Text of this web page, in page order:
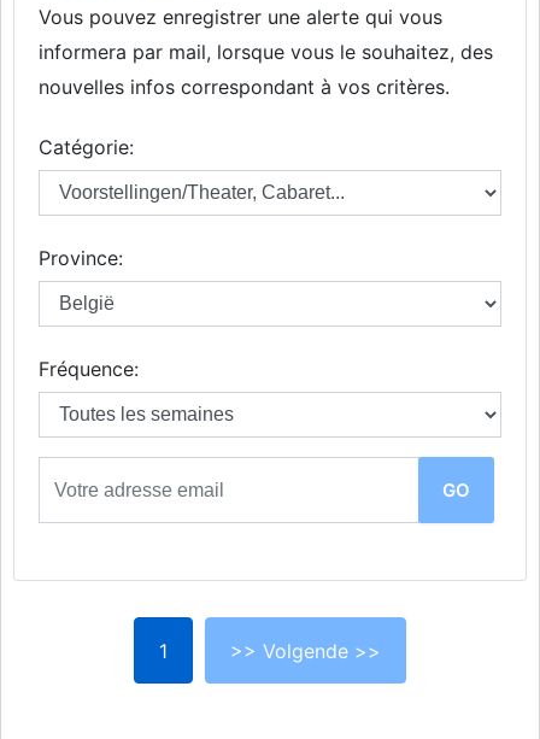
Vous pouvez enregistrer une alerte qui vous
informera par mail, lorsque vous le souhaitez, des
nouvelles infos correspondant à vos critères.
Catégorie:
Province:
Fréquence:
1 >> Volgende >>